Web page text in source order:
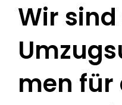
Wir
men für